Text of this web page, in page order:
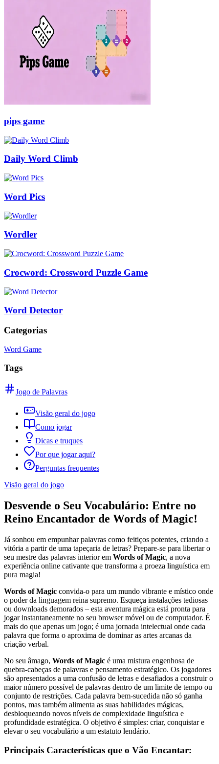
pips game
Daily Word Climb
Word Pics
Wordler
Crocword: Crossword Puzzle Game
Word Detector
Categorias
Word Game
Tags
Jogo de Palavras
Visão geral do jogo
Como jogar
Dicas e truques
Por que jogar aqui?
Perguntas frequentes
Visão geral do jogo
Desvende o Seu Vocabulário: Entre no
Reino Encantador de Words of Magic!
Já sonhou em empunhar palavras como feitiços potentes, criando a
vitória a partir de uma tapeçaria de letras? Prepare-se para libertar o
seu mestre das palavras interior em Words of Magic, a nova
experiência online cativante que transforma a proeza linguística em
pura magia!
Words of Magic convida-o para um mundo vibrante e místico onde
o poder da linguagem reina supremo. Esqueça instalações tediosas
ou downloads demorados – esta aventura mágica está pronta para
jogar instantaneamente no seu browser móvel ou de computador. É
mais do que apenas um jogo; é uma jornada intelectual onde cada
palavra que forma o aproxima de dominar as artes arcanas da
criação verbal.
No seu âmago, Words of Magic é uma mistura engenhosa de
quebra-cabeças de palavras e pensamento estratégico. Os jogadores
são apresentados a uma confusão de letras e desafiados a construir o
maior número possível de palavras dentro de um limite de tempo ou
conjunto de restrições. Cada palavra bem-sucedida não só ganha
pontos, mas também alimenta as suas habilidades mágicas,
desbloqueando novos níveis de complexidade linguística e
profundidade estratégica. O objetivo é simples: criar, conquistar e
elevar o seu vocabulário a um estatuto lendário.
Principais Características que o Vão Encantar: